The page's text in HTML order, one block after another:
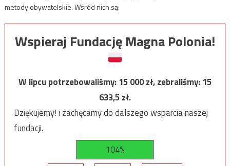
metody obywatelskie. Wśród nich są:
Wspieraj Fundację Magna Polonia!
W lipcu potrzebowaliśmy:15 000zł, zebraliśmy:15
633,5zł.
Dziękujemy! i zachęcamy do dalszego wsparcia naszej
fundacji.
104%